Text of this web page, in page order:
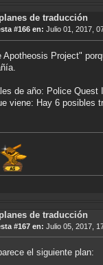
de traducción
#166 en: Julio 01, 2017,
Apotheosis Project"
de año: Police Quest II
viene: Hay 6 posibles
de traducción
#167 en: Julio 05, 2017,
el siguiente plan: